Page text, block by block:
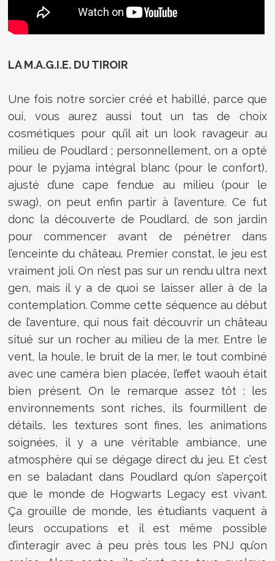
LA M.A.G.I.E. DU TIROIR
Une fois notre sorcier créé et habillé, parce que
oui, vous aurez aussi tout un tas de choix
cosmétiques pour qu’il ait un look ravageur au
milieu de Poudlard ; personnellement, on a opté
pour le pyjama intégral blanc (pour le confort),
ajusté d’une cape fendue au milieu (pour le
swag), on peut enfin partir à l’aventure. Ce fut
donc la découverte de Poudlard, de son jardin
pour commencer avant de pénétrer dans
l’enceinte du château. Premier constat, le jeu est
vraiment joli. On n’est pas sur un rendu ultra next
gen, mais il y a de quoi se laisser aller à de la
contemplation. Comme cette séquence au début
de l’aventure, qui nous fait découvrir un château
situé sur un rocher au milieu de la mer. Entre le
vent, la houle, le bruit de la mer, le tout combiné
avec une caméra bien placée, l’effet waouh était
bien présent. On le remarque assez tôt : les
environnements sont riches, ils fourmillent de
détails, les textures sont fines, les animations
soignées, il y a une véritable ambiance, une
atmosphère qui se dégage direct du jeu. Et c’est
en se baladant dans Poudlard qu’on s’aperçoit
que le monde de Hogwarts Legacy est vivant.
Ça grouille de monde, les étudiants vaquent à
leurs occupations et il est même possible
d’interagir avec à peu près tous les PNJ qu’on